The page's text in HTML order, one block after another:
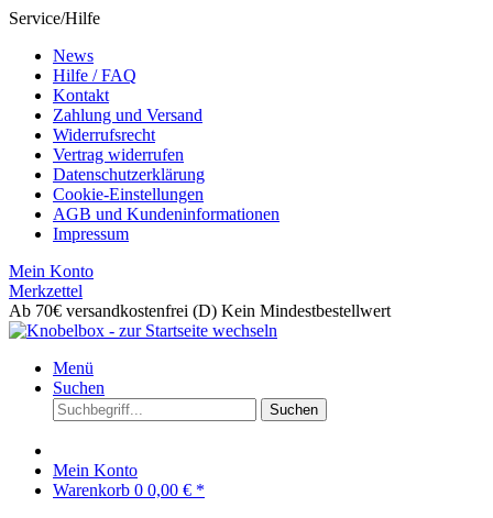
Service/Hilfe
News
Hilfe / FAQ
Kontakt
Zahlung und Versand
Widerrufsrecht
Vertrag widerrufen
Datenschutzerklärung
Cookie-Einstellungen
AGB und Kundeninformationen
Impressum
Mein Konto
Merkzettel
Ab 70€ versandkostenfrei (D) Kein Mindestbestellwert
Menü
Suchen
Suchen
Mein Konto
Warenkorb 0 0,00 € *